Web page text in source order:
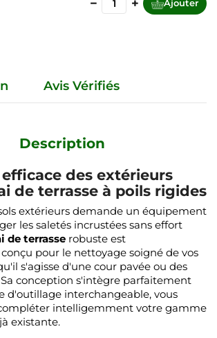
− + Ajouter
Avis Vérifiés
Description
des extérieurs
de terrasse à poils rigides
extérieurs demande un équipement
les saletés incrustées sans effort
de terrasse robuste est
pour le nettoyage soigné de vos
s'agisse d'une cour pavée ou des
conception s'intègre parfaitement
d'outillage interchangeable, vous
intelligemment votre gamme
existante.